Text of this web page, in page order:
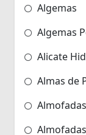
Algemas
Algemas
Alicate
Almas de
Almofadas
Almofadas